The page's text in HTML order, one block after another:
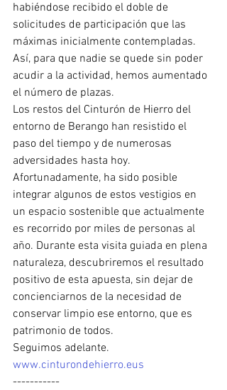
habiéndose recibido el doble de
solicitudes de participación que las
máximas inicialmente contempladas.
Así, para que nadie se quede sin poder
acudir a la actividad, hemos aumentado
el número de plazas.
Los restos del Cinturón de Hierro del
entorno de Berango han resistido el
paso del tiempo y de numerosas
adversidades hasta hoy.
Afortunadamente, ha sido posible
integrar algunos de estos vestigios en
un espacio sostenible que actualmente
es recorrido por miles de personas al
año. Durante esta visita guiada en plena
naturaleza, descubriremos el resultado
positivo de esta apuesta, sin dejar de
concienciarnos de la necesidad de
conservar limpio ese entorno, que es
patrimonio de todos.
Seguimos adelante.
www.cinturondehierro.eus
-----------